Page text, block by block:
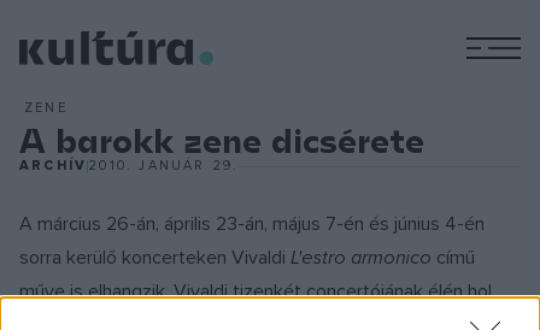
ZENE
A barokk zene dicsérete
ARCHÍV2010. JANUÁR 29.
A március 26-án, április 23-án, május 7-én és június 4-én
sorra kerülő koncerteken Vivaldi L'estro armonico című
műve is elhangzik. Vivaldi tizenkét concertójának élén hol